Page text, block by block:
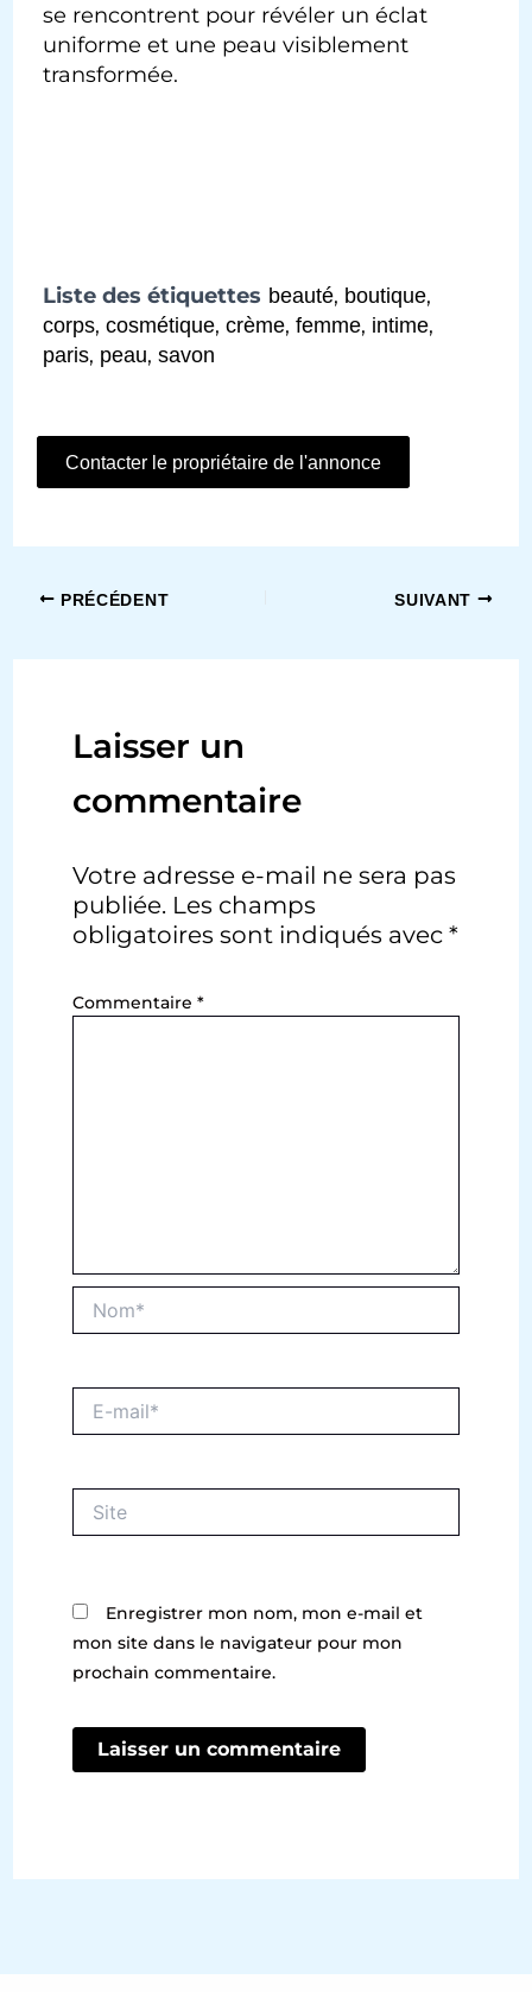
se rencontrent pour révéler un éclat
uniforme et une peau visiblement
transformée.
Liste des étiquettes beauté, boutique,
corps, cosmétique, crème, femme, intime,
paris, peau, savon
Contacter le propriétaire de l'annonce
PRÉCÉDENT SUIVANT
Laisser un
commentaire
Votre adresse e-mail ne sera pas
publiée. Les champs
obligatoires sont indiqués avec *
Commentaire *
mail*
Enregistrer mon nom, mon e-mail et
mon site dans le navigateur pour mon
prochain commentaire.